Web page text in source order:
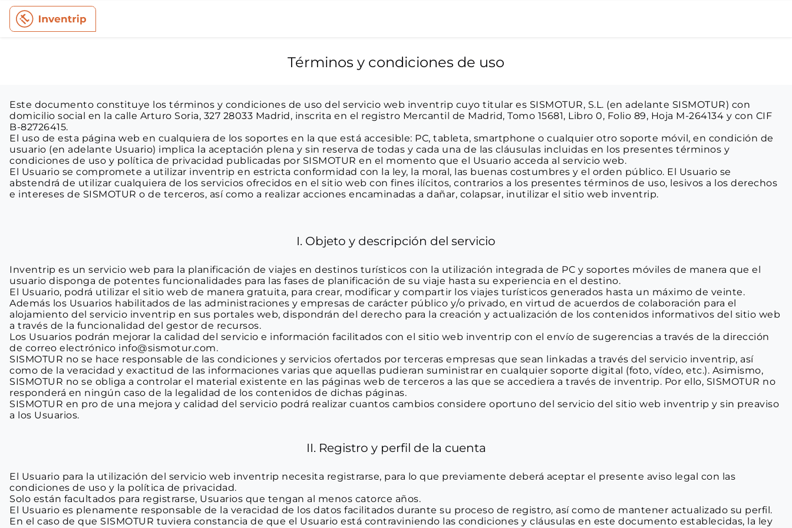
Términos y condiciones de uso
Este documento constituye los términos y condiciones de uso del servicio web inventrip cuyo titular es SISMOTUR, S.L. (en adelante SISMOTUR) con
domicilio social en la calle Arturo Soria, 327 28033 Madrid, inscrita en el registro Mercantil de Madrid, Tomo 15681, Libro 0, Folio 89, Hoja M-264134 y con CIF
B-82726415.
El uso de esta página web en cualquiera de los soportes en la que está accesible: PC, tableta, smartphone o cualquier otro soporte móvil, en condición de
usuario (en adelante Usuario) implica la aceptación plena y sin reserva de todas y cada una de las cláusulas incluidas en los presentes términos y
condiciones de uso y política de privacidad publicadas por SISMOTUR en el momento que el Usuario acceda al servicio web.
El Usuario se compromete a utilizar inventrip en estricta conformidad con la ley, la moral, las buenas costumbres y el orden público. El Usuario se
abstendrá de utilizar cualquiera de los servicios ofrecidos en el sitio web con fines ilícitos, contrarios a los presentes términos de uso, lesivos a los derechos
e intereses de SISMOTUR o de terceros, así como a realizar acciones encaminadas a dañar, colapsar, inutilizar el sitio web inventrip.
I. Objeto y descripción del servicio
Inventrip es un servicio web para la planificación de viajes en destinos turísticos con la utilización integrada de PC y soportes móviles de manera que el
usuario disponga de potentes funcionalidades para las fases de planificación de su viaje hasta su experiencia en el destino.
El Usuario, podrá utilizar el sitio web de manera gratuita, para crear, modificar y compartir los viajes turísticos generados hasta un máximo de veinte.
Además los Usuarios habilitados de las administraciones y empresas de carácter público y/o privado, en virtud de acuerdos de colaboración para el
alojamiento del servicio inventrip en sus portales web, dispondrán del derecho para la creación y actualización de los contenidos informativos del sitio web
a través de la funcionalidad del gestor de recursos.
Los Usuarios podrán mejorar la calidad del servicio e información facilitados con el sitio web inventrip con el envío de sugerencias a través de la dirección
de correo electrónico info@sismotur.com.
SISMOTUR no se hace responsable de las condiciones y servicios ofertados por terceras empresas que sean linkadas a través del servicio inventrip, así
como de la veracidad y exactitud de las informaciones varias que aquellas pudieran suministrar en cualquier soporte digital (foto, vídeo, etc.). Asimismo,
SISMOTUR no se obliga a controlar el material existente en las páginas web de terceros a las que se accediera a través de inventrip. Por ello, SISMOTUR no
responderá en ningún caso de la legalidad de los contenidos de dichas páginas.
SISMOTUR en pro de una mejora y calidad del servicio podrá realizar cuantos cambios considere oportuno del servicio del sitio web inventrip y sin preaviso
a los Usuarios.
II. Registro y perfil de la cuenta
El Usuario para la utilización del servicio web inventrip necesita registrarse, para lo que previamente deberá aceptar el presente aviso legal con las
condiciones de uso y la política de privacidad.
Solo están facultados para registrarse, Usuarios que tengan al menos catorce años.
El Usuario es plenamente responsable de la veracidad de los datos facilitados durante su proceso de registro, así como de mantener actualizado su perfil.
En el caso de que SISMOTUR tuviera constancia de que el Usuario está contraviniendo las condiciones y cláusulas en este documento establecidas, la ley